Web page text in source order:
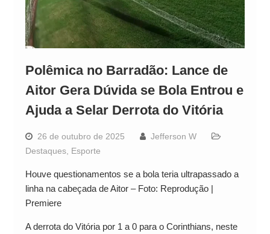
Polêmica no Barradão: Lance de
Aitor Gera Dúvida se Bola Entrou e
Ajuda a Selar Derrota do Vitória
26 de outubro de 2025
Jefferson W
Destaques, Esporte
Houve questionamentos se a bola teria ultrapassado a
linha na cabeçada de Aitor – Foto: Reprodução |
Premiere
A derrota do Vitória por 1 a 0 para o Corinthians, neste